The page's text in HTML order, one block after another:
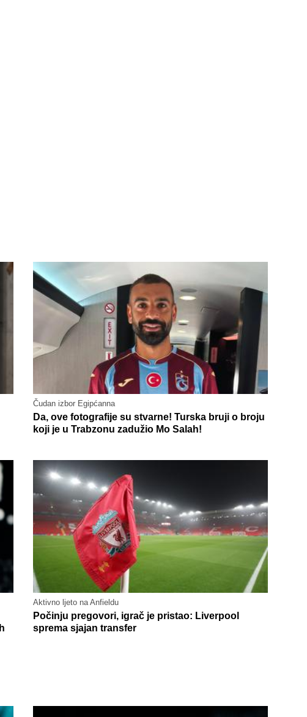
Čudan izbor Egipćanna
Da, ove fotografije su stvarne! Turska bruji o broju
koji je u Trabzonu zadužio Mo Salah!
Aktivno ljeto na Anfieldu
Počinju pregovori, igrač je pristao: Liverpool
sprema sjajan transfer